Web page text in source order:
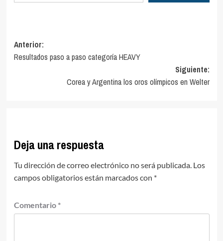
Navegación
de
entradas
Anterior:
Resultados paso a paso categoría HEAVY
Siguiente:
Corea y Argentina los oros olímpicos en Welter
Deja una respuesta
Tu dirección de correo electrónico no será publicada. Los
campos obligatorios están marcados con *
Comentario *